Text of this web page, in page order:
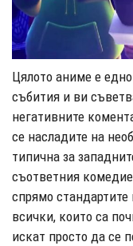
Цялото аниме е
събития и ви
негативните
се насладите на
типична за
съответния
спрямо
всички, които са
искат просто да се